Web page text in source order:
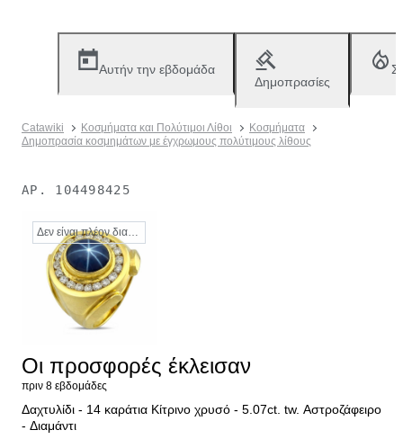
Αυτήν την εβδομάδα
Δημοπρασίες
Catawiki Κοσμήματα και Πολύτιμοι Λίθοι
Κοσμήματα
Δημοπρασία κοσμημάτων με έγχρωμους πολύτιμους λίθους
ΑΡ. 104498425
Δεν είναι πλέον διαθέσιμο
Οι προσφορές έκλεισαν
πριν 8 εβδομάδες
Δαχτυλίδι - 14 καράτια Κίτρινο χρυσό - 5.07ct. tw. Αστροζάφειρο
- Διαμάντι